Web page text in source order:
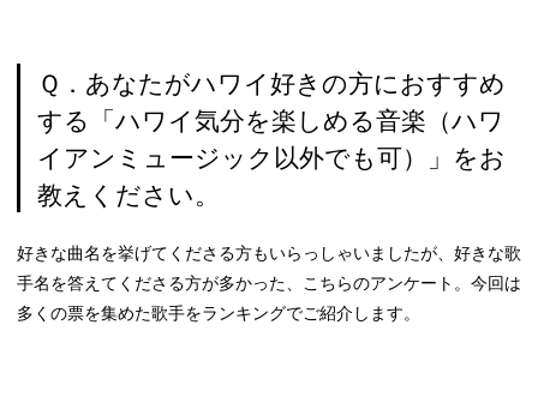
Ｑ．あなたがハワイ好きの方におすすめ
する「ハワイ気分を楽しめる音楽（ハワ
イアンミュージック以外でも可）」をお
教えください。
好きな曲名を挙げてくださる方もいらっしゃいましたが、好きな歌
手名を答えてくださる方が多かった、こちらのアンケート。今回は
多くの票を集めた歌手をランキングでご紹介します。